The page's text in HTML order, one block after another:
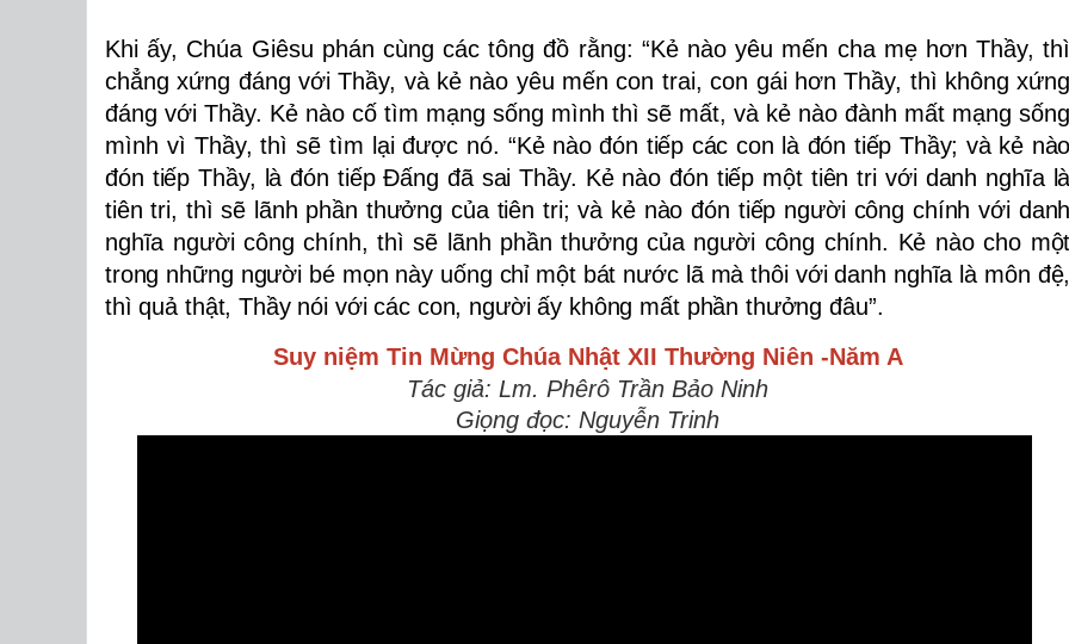
Khi ấy, Chúa Giêsu phán cùng các tông đồ rằng: “Kẻ nào yêu mến cha mẹ hơn Thầy, thì
chẳng xứng đáng với Thầy, và kẻ nào yêu mến con trai, con gái hơn Thầy, thì không xứng
đáng với Thầy. Kẻ nào cố tìm mạng sống mình thì sẽ mất, và kẻ nào đành mất mạng sống
mình vì Thầy, thì sẽ tìm lại được nó. “Kẻ nào đón tiếp các con là đón tiếp Thầy; và kẻ nào
đón tiếp Thầy, là đón tiếp Ðấng đã sai Thầy. Kẻ nào đón tiếp một tiên tri với danh nghĩa là
tiên tri, thì sẽ lãnh phần thưởng của tiên tri; và kẻ nào đón tiếp người công chính với danh
nghĩa người công chính, thì sẽ lãnh phần thưởng của người công chính. Kẻ nào cho một
trong những người bé mọn này uống chỉ một bát nước lã mà thôi với danh nghĩa là môn đệ,
thì quả thật, Thầy nói với các con, người ấy không mất phần thưởng đâu”.
Suy niệm Tin Mừng Chúa Nhật XII Thường Niên -Năm A
Tác giả: Lm. Phêrô Trần Bảo Ninh
Giọng đọc: Nguyễn Trinh